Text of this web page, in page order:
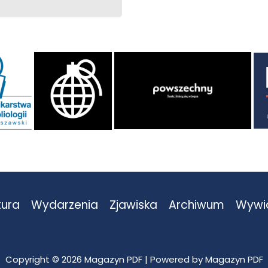
Wydarzenia Zjawiska Archiwum
Copyright © 2026 Magazyn PDF | Powered by Magazyn PDF